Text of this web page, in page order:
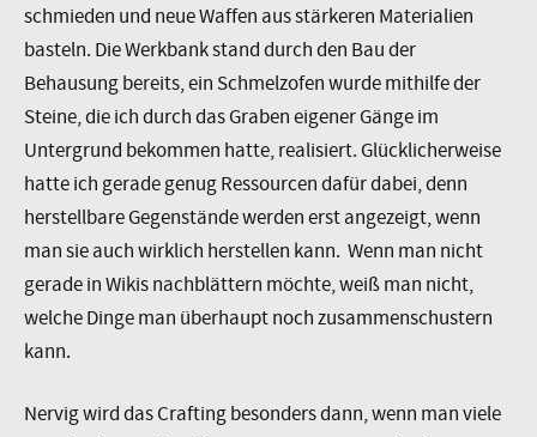
schmieden und neue Waffen aus stärkeren Materialien
basteln. Die Werkbank stand durch den Bau der
Behausung bereits, ein Schmelzofen wurde mithilfe der
Steine, die ich durch das Graben eigener Gänge im
Untergrund bekommen hatte, realisiert. Glücklicherweise
hatte ich gerade genug Ressourcen dafür dabei, denn
herstellbare Gegenstände werden erst angezeigt, wenn
man sie auch wirklich herstellen kann. Wenn man nicht
gerade in Wikis nachblättern möchte, weiß man nicht,
welche Dinge man überhaupt noch zusammenschustern
kann.
Nervig wird das Crafting besonders dann, wenn man viele